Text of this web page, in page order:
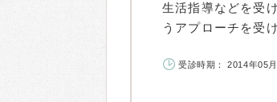
生活指導などを受
うアプローチを受
受診時期： 2014年05月